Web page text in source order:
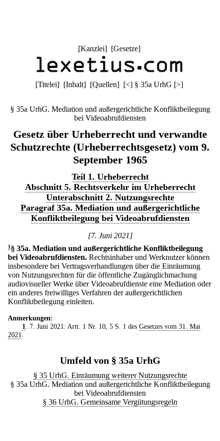
[Kanzlei] [Gesetze]
[Titelei] [Inhalt] [Quellen] [<] § 35a UrhG [>]
§ 35a UrhG. Mediation und außergerichtliche Konfliktbeilegung
bei Videoabrufdiensten
Gesetz über Urheberrecht und verwandte
Schutzrechte (Urheberrechtsgesetz) vom 9.
September 1965
Teil 1. Urheberrecht
Abschnitt 5. Rechtsverkehr im Urheberrecht
Unterabschnitt 2. Nutzungsrechte
Paragraf 35a. Mediation und außergerichtliche
Konfliktbeilegung bei Videoabrufdiensten
[7. Juni 2021]
1 § 35a. Mediation und außergerichtliche Konfliktbeilegung
bei Videoabrufdiensten. Rechtsinhaber und Werknutzer können
insbesondere bei Vertragsverhandlungen über die Einräumung
von Nutzungsrechten für die öffentliche Zugänglichmachung
audiovisueller Werke über Videoabrufdienste eine Mediation oder
ein anderes freiwilliges Verfahren der außergerichtlichen
Konfliktbeilegung einleiten.
Anmerkungen:
1
. 7. Juni 2021: Artt. 1 Nr. 10, 5 S. 1 des Gesetzes vom 31. Mai
2021
Umfeld von § 35a UrhG
§ 35 UrhG. Einräumung weiterer Nutzungsrechte
§ 35a UrhG. Mediation und außergerichtliche Konfliktbeilegung
bei Videoabrufdiensten
§ 36 UrhG. Gemeinsame Vergütungsregeln